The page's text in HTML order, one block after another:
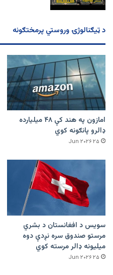
د ټیګنالوژۍ وروستي پرمختګونه
امازون په هند کې ۴۸ میلیارده
ډالرو پانګونه کوي
۲۵ Jun ۲۰۲۶
سویس د افغانستان د بشري
مرستو صندوق سره نږدې دوه
میلیونه ډالر مرسته کوي
۲۵ Jun ۲۰۲۶